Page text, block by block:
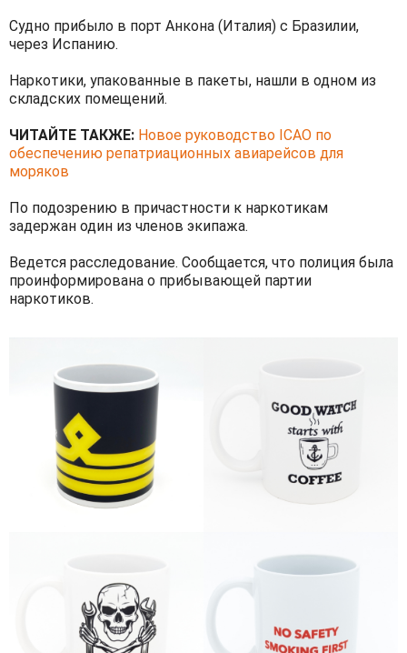
Судно прибыло в порт Анкона (Италия) с Бразилии,
через Испанию.
Наркотики, упакованные в пакеты, нашли в одном из
складских помещений.
ЧИТАЙТЕ ТАКЖЕ: Новое руководство ICAO по
обеспечению репатриационных авиарейсов для
моряков
По подозрению в причастности к наркотикам
задержан один из членов экипажа.
Ведется расследование. Сообщается, что полиция была
проинформирована о прибывающей партии
наркотиков.